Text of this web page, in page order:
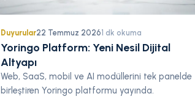
Duyurular22 Temmuz 20261 dk okuma
Yoringo Platform: Yeni Nesil Dijital
Altyapı
Web, SaaS, mobil ve AI modüllerini tek panelde
birleştiren Yoringo platformu yayında.